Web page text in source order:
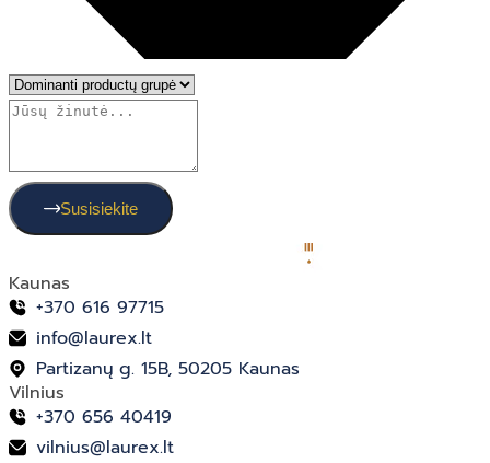
Susisiekite
Kaunas
+370 616 97715
info@laurex.lt
Partizanų g. 15B, 50205 Kaunas
Vilnius
+370 656 40419
vilnius@laurex.lt